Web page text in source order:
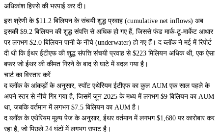
अधिकांश हिस्से की भरपाई कर दी।
इस श्रेणी के $11.2 बिलियन के संचयी शुद्ध प्रवाह (cumulative net inflows) अब
इसकी $9.2 बिलियन की शुद्ध संपत्ति से अधिक हो गए हैं, जिससे फंड मार्क-टू-मार्केट आधार
पर लगभग $2.0 बिलियन पानी के नीचे (underwater) हो गए हैं। द ब्लॉक ने मई में रिपोर्ट
दी थी कि ईथर ईटीएफ की शुद्ध संपत्ति संचयी प्रवाह से $223 मिलियन अधिक थी, एक ऐसा
बफर जो ईथर की कीमत गिरने के बाद से घाटे में बदल गया है।
चार्ट का विस्तार करें
द ब्लॉक के आंकड़ों के अनुसार, स्पॉट एथेरियम ईटीएफ का कुल AUM एक साल पहले के
अपने स्तर से नीचे गिर गया है, जिसमें जून 2025 के मध्य में लगभग $9 बिलियन का AUM
था, जबकि वर्तमान में लगभग $7.5 बिलियन का AUM है।
द ब्लॉक के एथेरियम मूल्य पेज के अनुसार, ईथर वर्तमान में लगभग $1,680 पर कारोबार कर
रहा है, जो पिछले 24 घंटों में लगभग सपाट है।